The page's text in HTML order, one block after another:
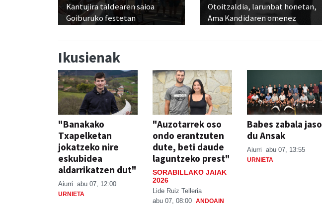
Kantujira taldearen saioa
Goiburuko festetan
Otoitzaldia, larunbat honetan,
Ama Kandidaren omenez
Ikusienak
"Banakako
Txapelketan
jokatzeko nire
eskubidea
aldarrikatzen dut"
Aiurri abu 07, 12:00
URNIETA
"Auzotarrek oso
ondo erantzuten
dute, beti daude
laguntzeko prest"
SORABILLAKO JAIAK
2026
Lide Ruiz Telleria
abu 07, 08:00 ANDOAIN
Babes zabala jaso
du Ansak
Aiurri abu 07, 13:55
URNIETA